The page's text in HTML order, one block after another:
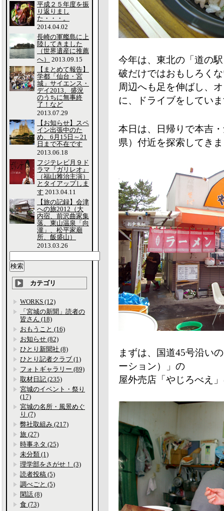
今年は、東北の「道の
破だけではおもしろく
周辺へも足を伸ばし、
に、ドライブをしてい
本日は、日帰りで本吉
県）付近を探索してき
まずは、国道45号沿い
ーション）」の
屋外売店「やじろべえ
平成２５年度を振
り返りまし
た・・・。
2014.04.02
長崎の軍艦島に上
陸してきました
（世界遺産に推薦
へ）
2013.09.15
【まとめて報告】
学都「仙台・宮
城」サイエンス・
デイ2013、盛況
のうちに無事終
了！など
2013.07.29
【お知らせ】スペ
イン出張中のた
め、6月15日～21
日まで不在です
2013.06.18
フジテレビ月９ド
ラマ『ガリレオ』
（福山雅治主演）
とタイアップしま
す 2013.04.11
【旅の記録】会津
への旅2012（大
内宿、前沢曲家集
落、東山温泉「向
瀧」、松平家廟
所、飯盛山）
2013.03.26
カテゴリ
WORKS (12)
「宮城の新聞」読者の
皆さん (18)
おもうこと (16)
お知らせ (82)
ひとり新聞社 (8)
ひとり記者クラブ (1)
フォトギャラリー (89)
取材日記 (235)
宮城のイベント・祭り
(17)
宮城の名所・風景めぐ
り (7)
弊社取組み (217)
旅 (27)
時事ネタ (25)
未分類 (1)
理学部をさがせ！ (3)
読者投稿 (5)
調べごと (5)
閑話 (8)
食 (73)